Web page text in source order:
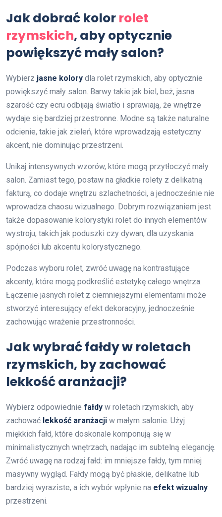
Jak dobrać kolor rolet
rzymskich, aby optycznie
powiększyć mały salon?
Wybierz jasne kolory dla rolet rzymskich, aby optycznie
powiększyć mały salon. Barwy takie jak biel, beż, jasna
szarość czy ecru odbijają światło i sprawiają, że wnętrze
wydaje się bardziej przestronne. Modne są także naturalne
odcienie, takie jak zieleń, które wprowadzają estetyczny
akcent, nie dominując przestrzeni.
Unikaj intensywnych wzorów, które mogą przytłoczyć mały
salon. Zamiast tego, postaw na gładkie rolety z delikatną
fakturą, co dodaje wnętrzu szlachetności, a jednocześnie nie
wprowadza chaosu wizualnego. Dobrym rozwiązaniem jest
także dopasowanie kolorystyki rolet do innych elementów
wystroju, takich jak poduszki czy dywan, dla uzyskania
spójności lub akcentu kolorystycznego.
Podczas wyboru rolet, zwróć uwagę na kontrastujące
akcenty, które mogą podkreślić estetykę całego wnętrza.
Łączenie jasnych rolet z ciemniejszymi elementami może
stworzyć interesujący efekt dekoracyjny, jednocześnie
zachowując wrażenie przestronności.
Jak wybrać fałdy w roletach
rzymskich, by zachować
lekkość aranżacji?
Wybierz odpowiednie fałdy w roletach rzymskich, aby
zachować lekkość aranżacji w małym salonie. Użyj
miękkich fałd, które doskonale komponują się w
minimalistycznych wnętrzach, nadając im subtelną elegancję.
Zwróć uwagę na rodzaj fałd: im mniejsze fałdy, tym mniej
masywny wygląd. Fałdy mogą być płaskie, delikatne lub
bardziej wyraziste, a ich wybór wpłynie na efekt wizualny
przestrzeni.